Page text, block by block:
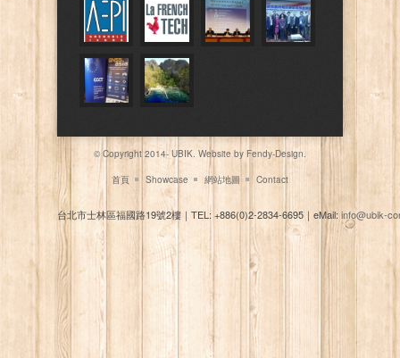
© Copyright 2014- UBIK. Website by Fendy-Design.
首頁 Showcase 網站地圖 Contact
台北市士林區福國路19號2樓 ｜ TEL: +886(0)2-2834-6695 ｜ eMail:info@ubik-